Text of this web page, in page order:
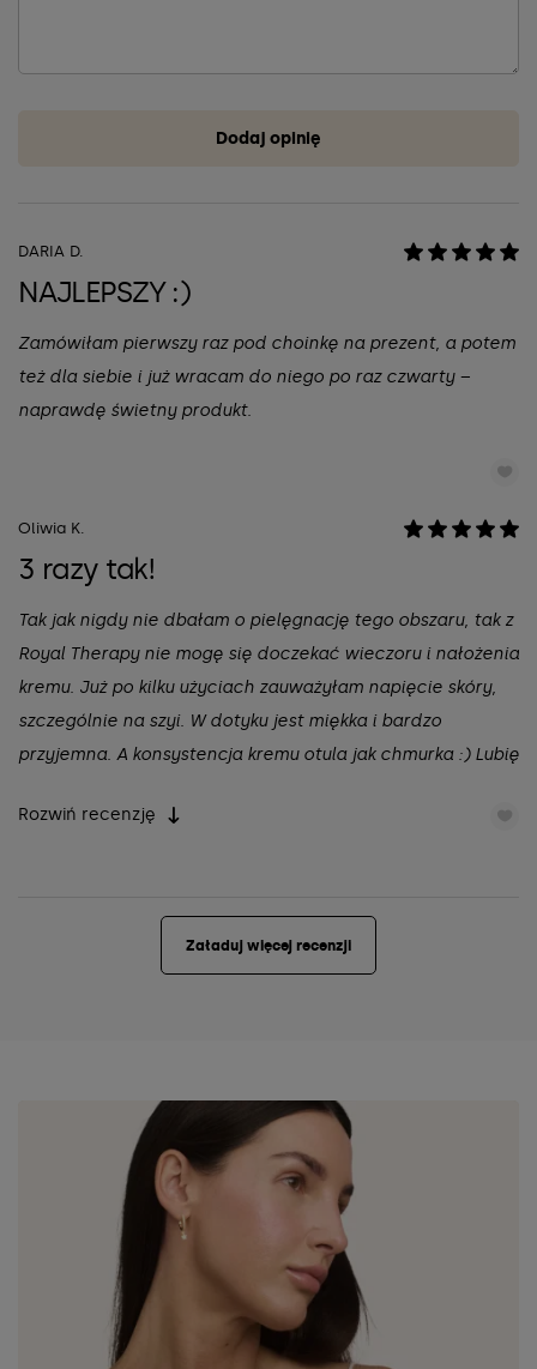
Dodaj opinię
DARIA D.
NAJLEPSZY :)
Zamówiłam pierwszy raz pod choinkę na prezent, a potem
też dla siebie i już wracam do niego po raz czwarty –
naprawdę świetny produkt.
Oliwia K.
3 razy tak!
Tak jak nigdy nie dbałam o pielęgnację tego obszaru, tak z
Royal Therapy nie mogę się doczekać wieczoru i nałożenia
kremu. Już po kilku użyciach zauważyłam napięcie skóry,
szczególnie na szyi. W dotyku jest miękka i bardzo
przyjemna. A konsystencja kremu otula jak chmurka :) Lubię
Rozwiń recenzję
Załaduj więcej recenzji